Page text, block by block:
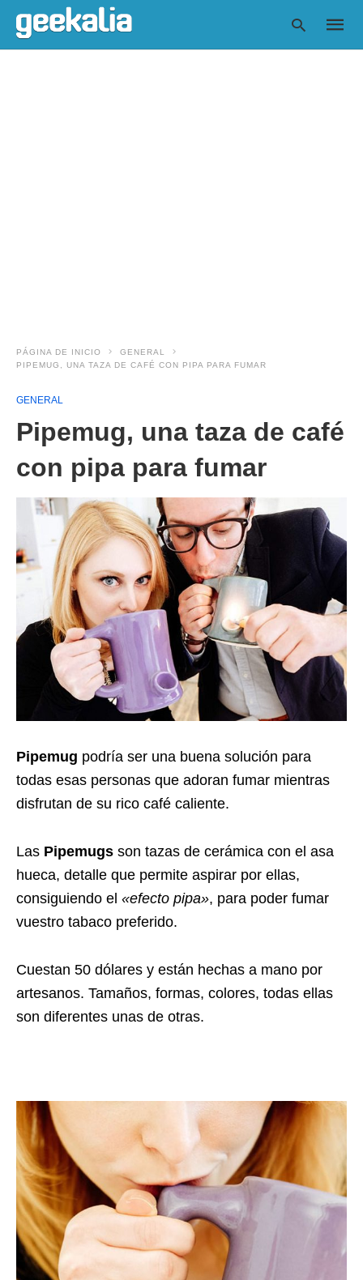
PÁGINA DE INICIO
GENERAL
PIPEMUG, UNA TAZA DE CAFÉ CON PIPA PARA FUMAR
GENERAL
Pipemug, una taza de café
con pipa para fumar
Pipemug podría ser una buena solución para
todas esas personas que adoran fumar mientras
disfrutan de su rico café caliente.
Las Pipemugs son tazas de cerámica con el asa
hueca, detalle que permite aspirar por ellas,
consiguiendo el «efecto pipa», para poder fumar
vuestro tabaco preferido.
Cuestan 50 dólares y están hechas a mano por
artesanos. Tamaños, formas, colores, todas ellas
son diferentes unas de otras.